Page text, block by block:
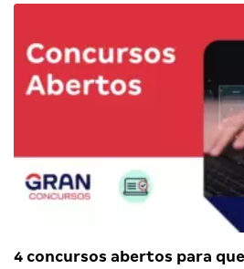
4 concursos abertos para